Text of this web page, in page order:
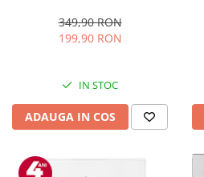
Termostat 80 - 200 °C, 8
programe predefinite, Negru
349,90 RON
199,90 RON
IN STOC
ADAUGA IN COS